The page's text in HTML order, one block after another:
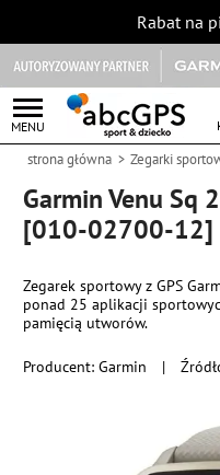
Rabat na
MENU
strona główna Zegarki
Garmin Venu Sq
[010-02700-12]
Producent:Garmin |
Zegarek sportowy z GPS
ponad 25 aplikacji
pamięcią utworów.